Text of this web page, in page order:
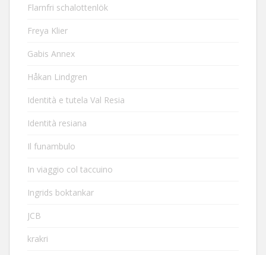
Flarnfri schalottenlök
Freya Klier
Gabis Annex
Håkan Lindgren
Identità e tutela Val Resia
Identità resiana
Il funambulo
In viaggio col taccuino
Ingrids boktankar
JCB
krakri